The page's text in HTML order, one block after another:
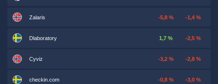
Zalaris -5,8 % -1,4 %
Dlaboratory 1,7 % -2,5 %
Cyviz -3,2 % -2,8 %
checkin.com -0,8 % -3,0 %